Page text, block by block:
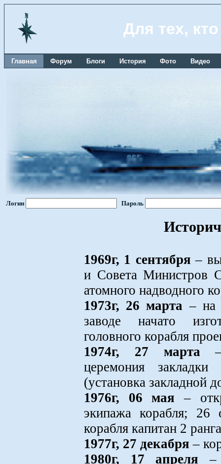
Для тех,
Главная Форум Блоги История Фото Видео
Логин Пароль
1969г, 1 сентября –
и Совета Министров
атомного надводного
1973г, 26 марта – на
заводе начато
головного корабля
1974г, 27 марта –
церемония
(установка закладной
1976г, 06 мая –
экипажа корабля; 26
корабля капитан 2
1977г, 27 декабря –
1980г, 17 апреля –